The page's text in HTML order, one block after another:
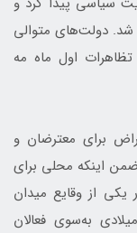
شد. دولت‌های متوالی
اول ماه مه
برای معترضان و
اینکه محلی برای
از وقایع میدان
افراد مسلح ناشناس در سال ۱۹۷۷ میلادی به‌سوی فعالان